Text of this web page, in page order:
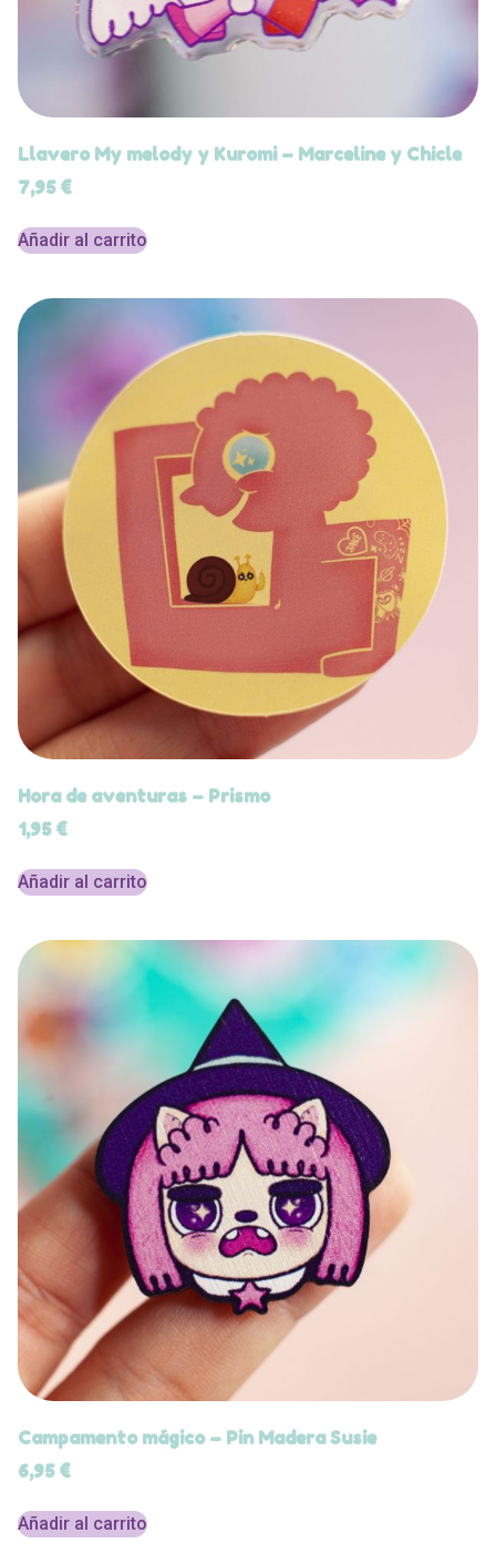
Llavero My melody y Kuromi – Marceline y Chicle
7,95 €
Añadir al carrito
Hora de aventuras – Prismo
1,95 €
Añadir al carrito
Campamento mágico – Pin Madera Susie
6,95 €
Añadir al carrito